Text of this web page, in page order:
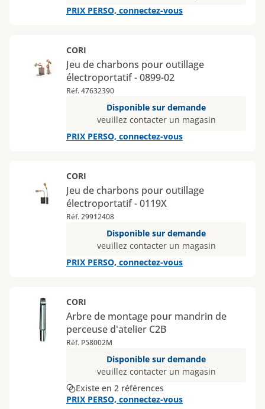
PRIX PERSO, connectez-vous
CORI
Jeu de charbons pour outillage
électroportatif - 0899-02
Réf. 47632390
Disponible sur demande
veuillez contacter un magasin
PRIX PERSO, connectez-vous
CORI
Jeu de charbons pour outillage
électroportatif - 0119X
Réf. 29912408
Disponible sur demande
veuillez contacter un magasin
PRIX PERSO, connectez-vous
CORI
Arbre de montage pour mandrin de
perceuse d'atelier C2B
Réf. P58002M
Disponible sur demande
veuillez contacter un magasin
Existe en 2 références
PRIX PERSO, connectez-vous